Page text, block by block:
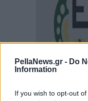
PellaNews.gr - Do
Information
If you wish to opt-out